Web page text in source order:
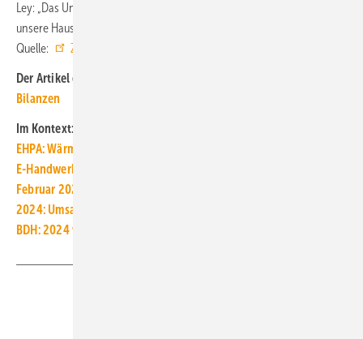
Ley: „Das Unternehmen ist global bereit fürs Wachstum – wir haben
unsere Hausaufgaben gemacht.“ ■
Quelle:
Ziehl-Abegg
Der Artikel gehört zur
Bilanzen
Im Kontext:
EHPA: Wärmepumpenmarkt in Europa ist 2024 eingebrochen
E-Handwerke schließen 2024 mit Umsatzrückgang von 4 % ab
Februar 2025: Hohe Nachfrage bei der Heizungsförderung
2024: Umsatzrückgang von 4 % im SHK-Handwerk
BDH: 2024 wurden nur 193.000 Wärmepumpen abgesetzt